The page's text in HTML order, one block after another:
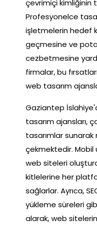
çevrimiçi kimliğinin
Profesyonelce
işletmelerin hedef
geçmesine ve
cezbetmesine
firmalar, bu
web tasarım
Gaziantep
tasarım ajansları,
tasarımlar
çekmektedir. Mobil
web siteleri
kitlelerine her
sağlarlar. Ayrıca,
yükleme süreleri
alarak, web